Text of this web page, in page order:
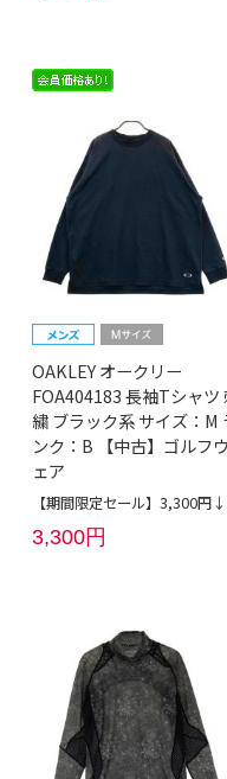
OAKLEY オークリー
FOA404183 長袖Tシャツ
繍 ブラック系 サイズ：M
ンク：B 【中古】ゴルフウ
ェア
【期間限定セール】3,300円
3,300円